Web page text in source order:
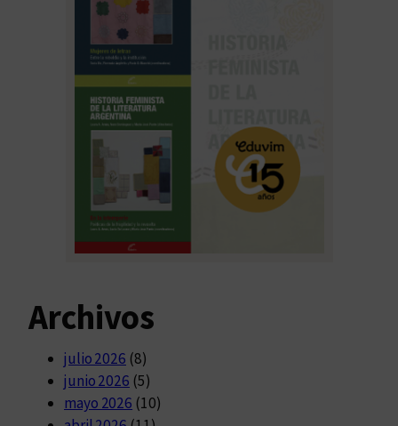
Archivos
julio 2026 (8)
junio 2026 (5)
mayo 2026 (10)